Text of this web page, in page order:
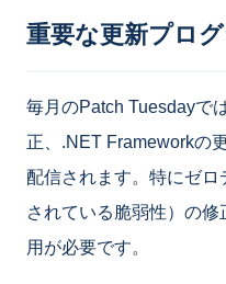
重要な更新プロ
毎月のPatch Tuesdayで
正、.NET Frameworkの
配信されます。特にゼロ
されている脆弱性）の
用が必要です。